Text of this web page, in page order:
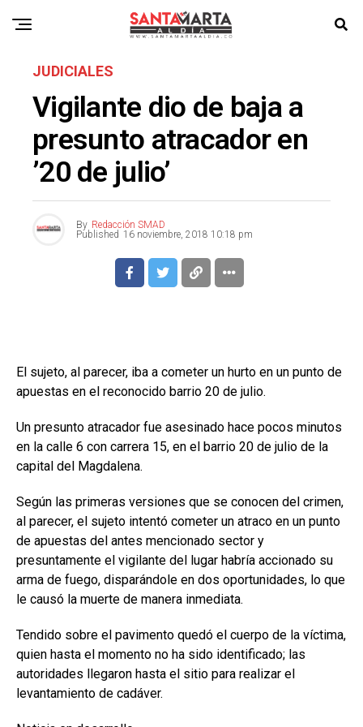
JUDICIALES
Vigilante dio de baja a
presunto atracador en
’20 de julio’
By Redacción SMAD
Published 16 noviembre, 2018 10:18 pm
El sujeto, al parecer, iba a cometer un hurto en un punto de
apuestas en el reconocido barrio 20 de julio.
Un presunto atracador fue asesinado hace pocos minutos
en la calle 6 con carrera 15, en el barrio 20 de julio de la
capital del Magdalena.
Según las primeras versiones que se conocen del crimen,
al parecer, el sujeto intentó cometer un atraco en un punto
de apuestas del antes mencionado sector y
presuntamente el vigilante del lugar habría accionado su
arma de fuego, disparándole en dos oportunidades, lo que
le causó la muerte de manera inmediata.
Tendido sobre el pavimento quedó el cuerpo de la víctima,
quien hasta el momento no ha sido identificado; las
autoridades llegaron hasta el sitio para realizar el
levantamiento de cadáver.